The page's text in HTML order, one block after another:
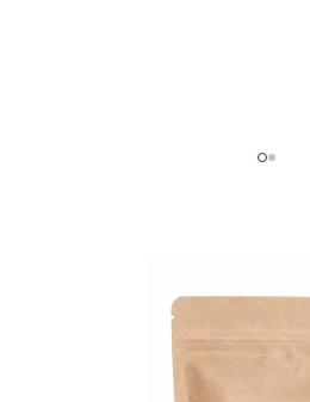
74110
110 x 65 x 185 mm
Pap50g/Alu7/Pe60